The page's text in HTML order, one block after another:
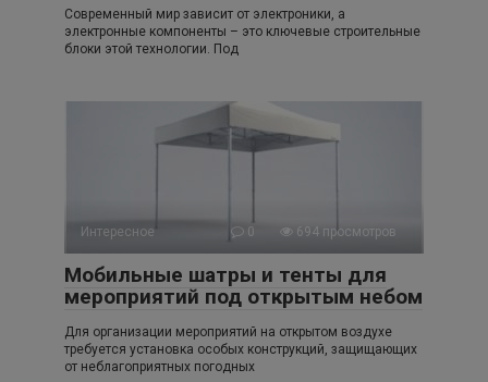
Современный мир зависит от электроники, а
электронные компоненты – это ключевые строительные
блоки этой технологии. Под
Интересное 0 694 просмотров
Мобильные шатры и тенты для
мероприятий под открытым небом
Для организации мероприятий на открытом воздухе
требуется установка особых конструкций, защищающих
от неблагоприятных погодных